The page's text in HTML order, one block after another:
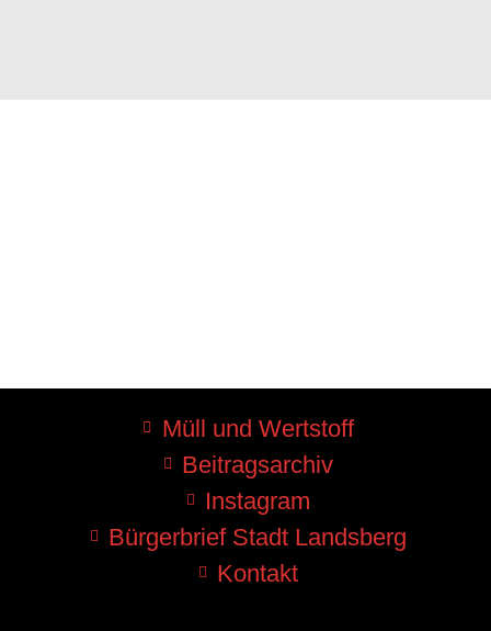
Müll und Wertstoff
Beitragsarchiv
Instagram
Bürgerbrief Stadt Landsberg
Kontakt